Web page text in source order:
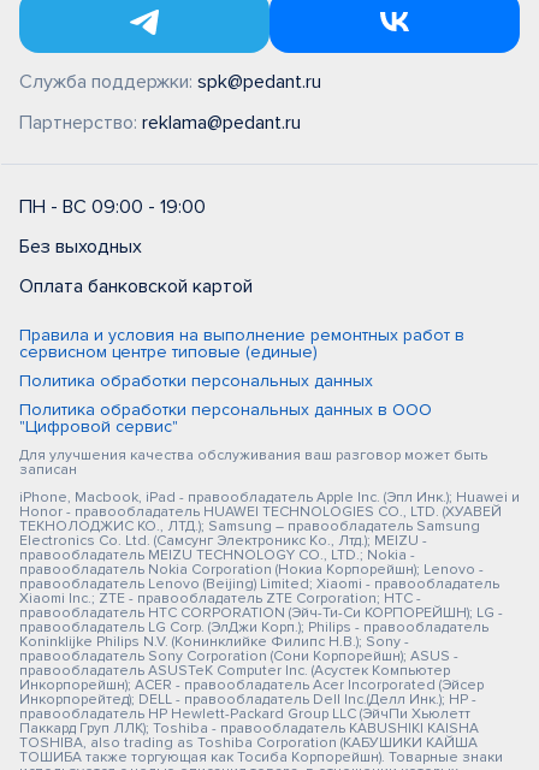
Служба поддержки: spk@pedant.ru
Партнерство: reklama@pedant.ru
ПН - ВС 09:00 - 19:00
Без выходных
Оплата банковской картой
Правила и условия на выполнение ремонтных работ в
сервисном центре типовые (единые)
Политика обработки персональных данных
Политика обработки персональных данных в ООО
"Цифровой сервис"
Для улучшения качества обслуживания ваш разговор может быть
записан
iPhone, Macbook, iPad - правообладатель Apple Inc. (Эпл Инк.); Huawei и
Honor - правообладатель HUAWEI TECHNOLOGIES CO., LTD. (ХУАВЕЙ
ТЕКНОЛОДЖИС КО., ЛТД.); Samsung – правообладатель Samsung
Electronics Co. Ltd. (Самсунг Электроникс Ко., Лтд.); MEIZU -
правообладатель MEIZU TECHNOLOGY CO., LTD.; Nokia -
правообладатель Nokia Corporation (Нокиа Корпорейшн); Lenovo -
правообладатель Lenovo (Beijing) Limited; Xiaomi - правообладатель
Xiaomi Inc.; ZTE - правообладатель ZTE Corporation; HTC -
правообладатель HTC CORPORATION (Эйч-Ти-Си КОРПОРЕЙШН); LG -
правообладатель LG Corp. (ЭлДжи Корп.); Philips - правообладатель
Koninklijke Philips N.V. (Конинклийке Филипс Н.В.); Sony -
правообладатель Sony Corporation (Сони Корпорейшн); ASUS -
правообладатель ASUSTeK Computer Inc. (Асустек Компьютер
Инкорпорейшн); ACER - правообладатель Acer Incorporated (Эйсер
Инкорпорейтед); DELL - правообладатель Dell Inc.(Делл Инк.); HP -
правообладатель HP Hewlett-Packard Group LLC (ЭйчПи Хьюлетт
Паккард Груп ЛЛК); Toshiba - правообладатель KABUSHIKI KAISHA
TOSHIBA, also trading as Toshiba Corporation (КАБУШИКИ КАЙША
ТОШИБА также торгующая как Тосиба Корпорейшн). Товарные знаки